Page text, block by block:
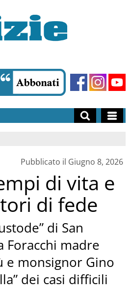
Pubblicato il Giugno 8, 2026
di vita e
di fede
di San
Foracchi madre
e monsignor Gino
dei casi difficili